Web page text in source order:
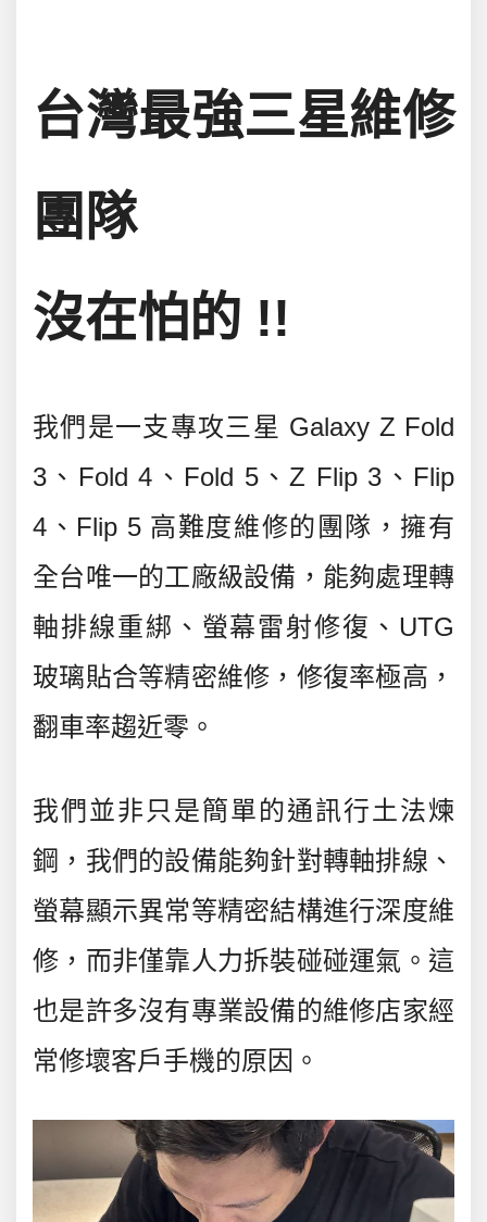
台灣最強三星維修
團隊
沒在怕的 !!
我們是一支專攻三星 Galaxy Z Fold
3、Fold 4、Fold 5、Z Flip 3、Flip
4、Flip 5 高難度維修的團隊，擁有
全台唯一的工廠級設備 ，能夠處理轉
軸排線重綁、螢幕雷射修復、UTG
玻璃貼合等精密維修，修復率極高，
翻車率趨近零。
我們並非只是簡單的通訊行土法煉
鋼，我們的設備能夠針對轉軸排線、
螢幕顯示異常等精密結構進行深度維
修，而非僅靠人力拆裝碰碰運氣。這
也是許多沒有專業設備的維修店家經
常修壞客戶手機的原因。